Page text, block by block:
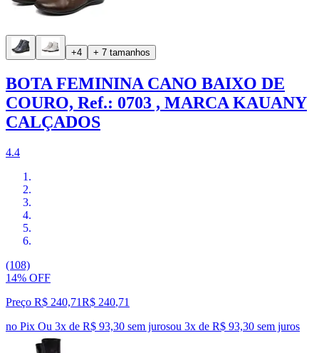
+4 + 7 tamanhos
BOTA FEMININA CANO BAIXO DE
COURO, Ref.: 0703 , MARCA KAUANY
CALÇADOS
4.4
(108)
14% OFF
Preço R$ 240,71R$ 240,71
no Pix Ou 3x de R$ 93,30 sem jurosou 3x de R$ 93,30 sem juros